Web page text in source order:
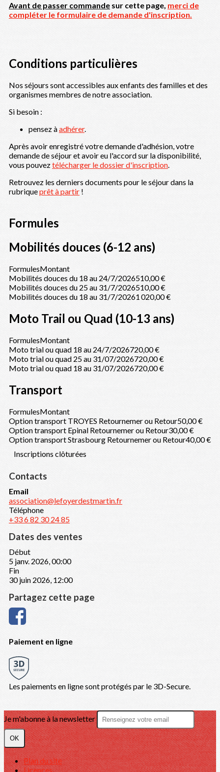
Avant de passer commande sur cette page, merci de
compléter le formulaire de demande d'inscription.
Conditions particulières
Nos séjours sont accessibles aux enfants des familles et des
organismes membres de notre association.
Si besoin :
pensez àadhérer.
Après avoir enregistré votre demande d'adhésion, votre
demande de séjour et avoir eu l'accord sur la disponibilité,
vous pouveztélécharger le dossier d'inscription.
Retrouvez les derniers documents pour le séjour dans la
rubriqueprêt à partir !
Formules
Mobilités douces (6-12 ans)
FormulesMontant
Mobilités douces du 18 au 24/7/2026510,00 €
Mobilités douces du 25 au 31/7/2026510,00 €
Mobilités douces du 18 au 31/7/20261 020,00 €
Moto Trail ou Quad (10-13 ans)
FormulesMontant
Moto trial ou quad 18 au 24/7/2026720,00 €
Moto trial ou quad 25 au 31/07/2026720,00 €
Moto trial ou quad 18 au 31/07/2026720,00 €
Transport
FormulesMontant
Option transport TROYES Retournemer ou Retour50,00 €
Option transport Epinal Retournemer ou Retour30,00 €
Option transport Strasbourg Retournemer ou Retour40,00 €
Inscriptions clôturées
Contacts
Email
association@lefoyerdestmartin.fr
Téléphone
+33 6 82 30 24 85
Dates des ventes
Début
5 janv. 2026, 00:00
Fin
30 juin 2026, 12:00
Partagez cette page
Paiement en ligne
Les paiements en ligne sont protégés par le 3D-Secure.
Je m'abonne à la newsletter
OK
Plan du site
Licences